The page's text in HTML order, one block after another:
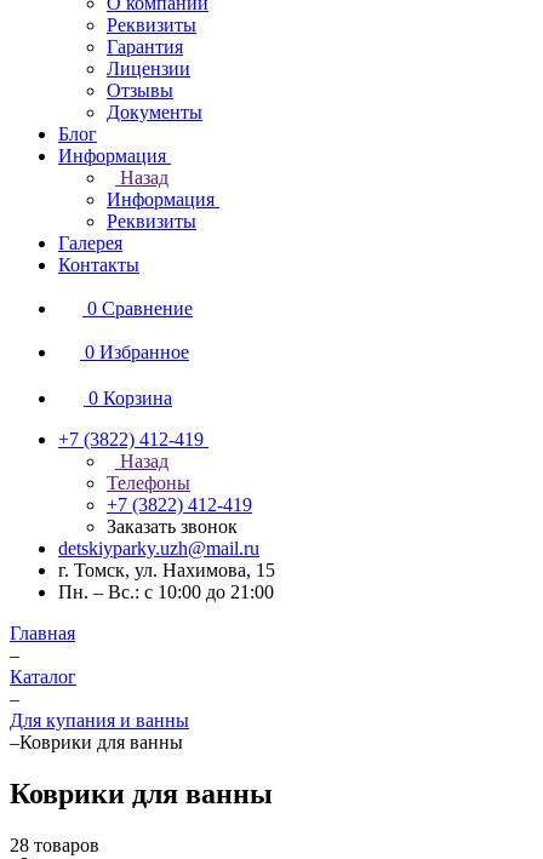
Реквизиты
Гарантия
Лицензии
Отзывы
Документы
Блог
Информация
Назад
Информация
Реквизиты
Галерея
Контакты
0 Сравнение
0 Избранное
0 Корзина
+7 (3822) 412-419
Назад
Телефоны
+7 (3822) 412-419
Заказать звонок
detskiyparky.uzh@mail.ru
г. Томск, ул. Нахимова, 15
Пн. – Вс.: с 10:00 до 21:00
Главная
–
Каталог
–
Для купания и ванны
–Коврики для ванны
Коврики для ванны
28 товаров